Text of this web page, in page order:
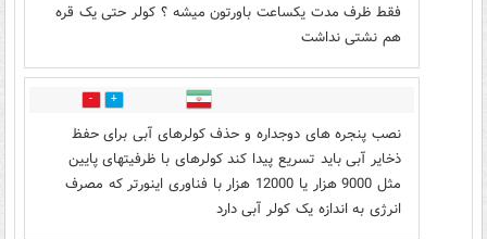
فقط ظرف مدت یکساعت باورتون میشه ؟ کولر حتی یک قره
هم نشتی نداشت
2
نصب پنجره های دوجداره و حذف کولرهای آبی برای حفظ
ذخایر آبی باید تسریع پیدا کند کولرهای با ظرفیتهای پایین
مثل 9000 هزار یا 12000 هزار با فناوری اینورتر که مصرف
انرژی به اندازه یک کولر آبی دارد